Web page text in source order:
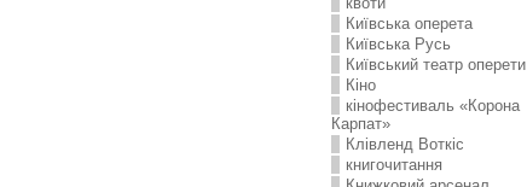
Київська оперета
Київська Русь
Київський театр оперети
Кіно
кінофестиваль «Корона
Карпат»
Клівленд Воткіс
книгочитання